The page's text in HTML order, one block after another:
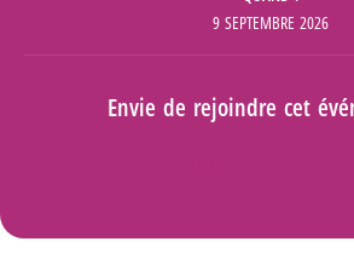
9 SEPTEMBRE 2026
Envie de rejoindre cet